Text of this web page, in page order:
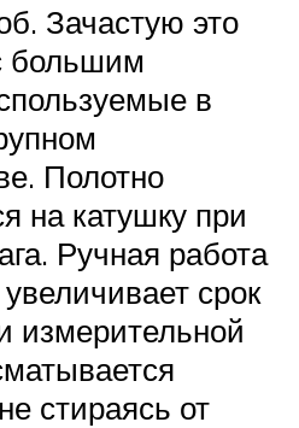
Зачастую это
большим
в
Полотно
на катушку при
Ручная работа
срок
измерительной
стираясь от